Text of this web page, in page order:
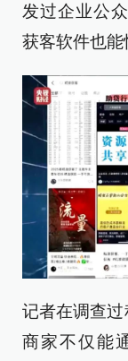
发过企业公
获客软件也能
记者在调查过
商家不仅能